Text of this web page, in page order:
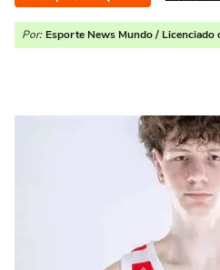
Por: Esporte News Mundo / Licenciado